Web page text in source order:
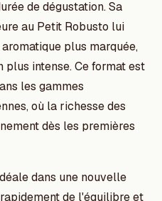
de dégustation. Sa
au Petit Robusto lui
plus marquée,
plus intense. Ce format est
les gammes
où la richesse des
dès les premières
dans une nouvelle
de l'équilibre et